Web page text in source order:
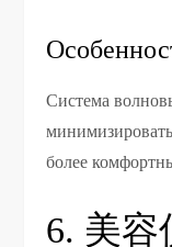
Система
более
6. 美容